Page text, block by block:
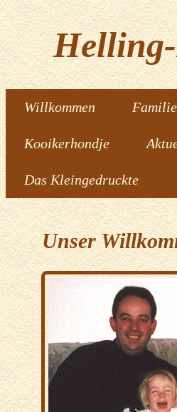
Willkommen Familie
Kooikerhondje
Das Kleingedruckte
Unser